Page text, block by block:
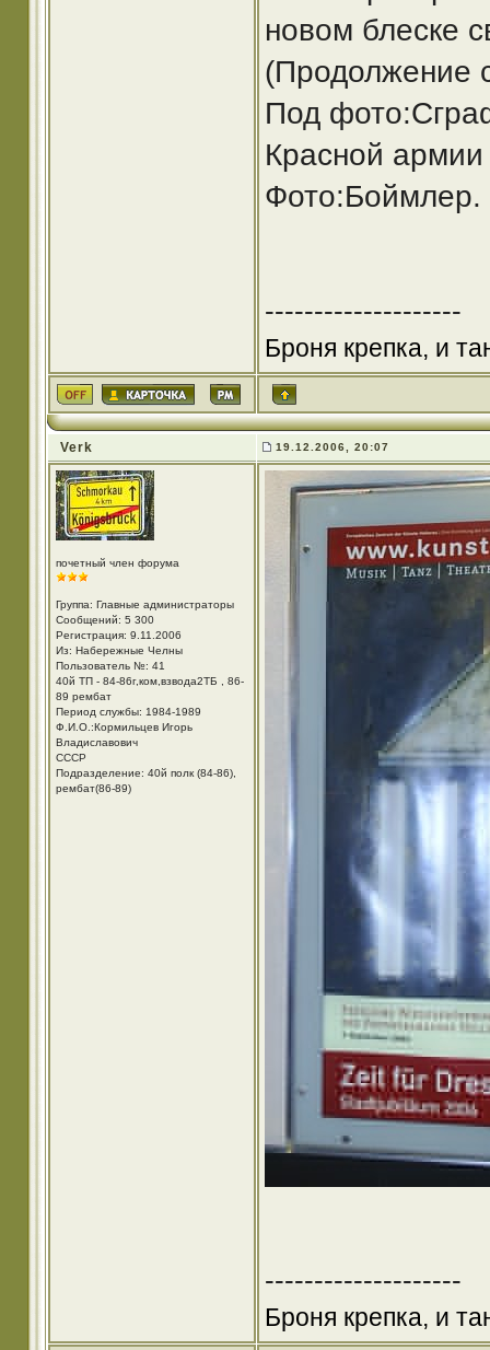
новом блеске
(Продолжение
Под
Красной
Фото:Боймлер.
--------------------
Броня крепка, и
Verk 19.12.2006, 20:07
почетный член форума
Группа: Главные администраторы
Сообщений: 5 300
Регистрация: 9.11.2006
Из: Набережные Челны
Пользователь №: 41
40й ТП - 84-86г,ком,взвода2ТБ , 86-
89 рембат
Период службы: 1984-1989
Ф.И.О.:Кормильцев Игорь
Владиславович
СССР
Подразделение: 40й полк (84-86),
рембат(86-89)
--------------------
Броня крепка, и